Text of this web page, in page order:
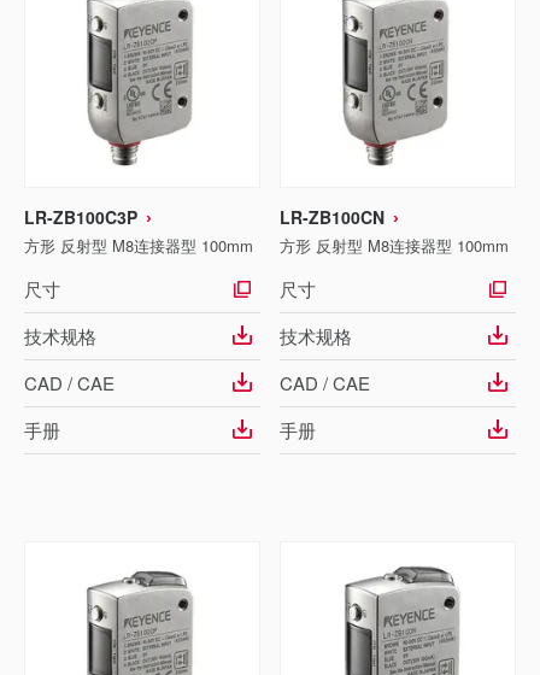
LR-ZB100C3P
方形 反射型 M8连接器型 100mm
尺寸
技术规格
CAD / CAE
手册
LR-ZB100CN
方形 反射型 M8连接器型 100mm
尺寸
技术规格
CAD / CAE
手册